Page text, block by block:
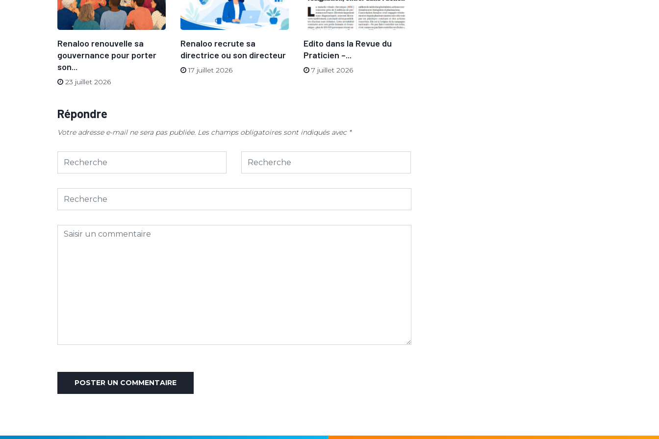
Renaloo renouvelle sa
gouvernance pour porter
son...
23 juillet 2026
Renaloo recrute sa
directrice ou son directeur
17 juillet 2026
Edito dans la Revue du
Praticien –...
7 juillet 2026
Répondre
Votre adresse e-mail ne sera pas publiée. Les champs obligatoires sont indiqués avec *